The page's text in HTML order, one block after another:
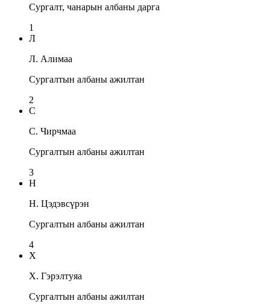
Сургалт, чанарын албаны дарга
1
Л
Л. Алимаа
Сургалтын албаны ажилтан
2
С
С. Чирчмаа
Сургалтын албаны ажилтан
3
Н
Н. Цэдэвсүрэн
Сургалтын албаны ажилтан
4
Х
Х. Гэрэлтуяа
Сургалтын албаны ажилтан